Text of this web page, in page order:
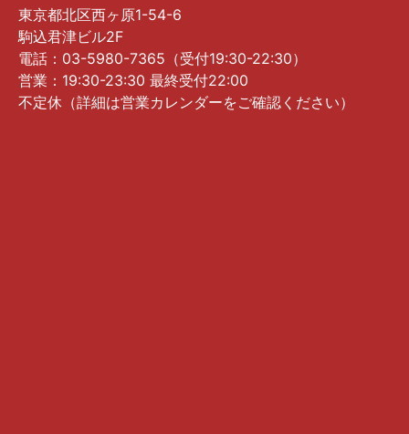
東京都北区西ヶ原1-54-6
駒込君津ビル2F
電話：03-5980-7365（受付19:30-22:30）
営業：19:30-23:30 最終受付22:00
不定休（詳細は営業カレンダーをご確認ください）